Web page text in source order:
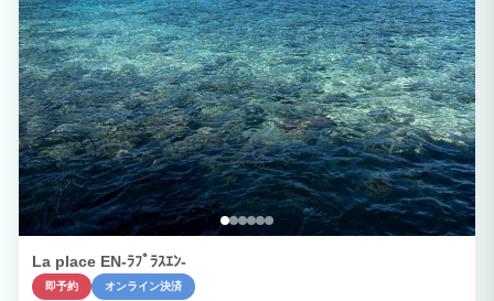
La place EN-ﾗﾌﾟﾗｽｴﾝ-
即予約 オンライン決済